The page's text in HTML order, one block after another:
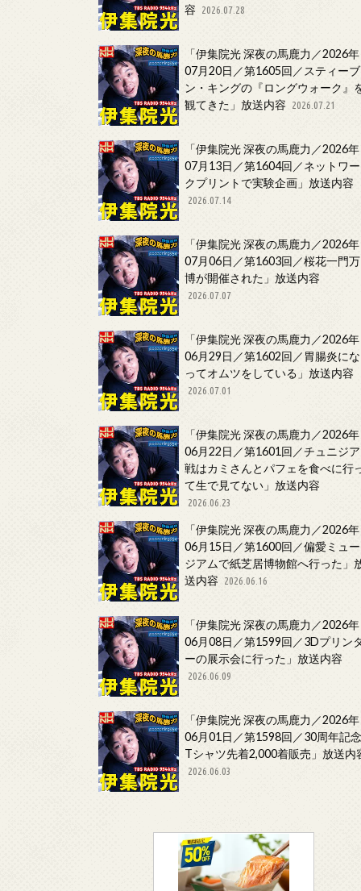
容
2026.07.28
「伊集院光 深夜の馬鹿力／2026年
07月20日／第1605回／スティーブ
ン・キングの『ロングウォーク』
観てきた」放送内容
2026.07.21
「伊集院光 深夜の馬鹿力／2026年
07月13日／第1604回／ネットワー
クプリントで実験企画」放送内容
2026.07.14
「伊集院光 深夜の馬鹿力／2026年
07月06日／第1603回／桜花一門万
博が開催された」放送内容
2026.07.07
「伊集院光 深夜の馬鹿力／2026年
06月29日／第1602回／胃腸炎にな
ってオムツをしている」放送内容
2026.07.01
「伊集院光 深夜の馬鹿力／2026年
06月22日／第1601回／チュニジア
戦はカミさんとパフェを食べに行
て生で見てない」放送内容
2026.06.23
「伊集院光 深夜の馬鹿力／2026年
06月15日／第1600回／偏愛ミュー
ジアムで紙芝居博物館へ行った」
送内容
2026.06.16
「伊集院光 深夜の馬鹿力／2026年
06月08日／第1599回／3Dプリン
ーの展示会に行った」放送内容
2026.06.09
「伊集院光 深夜の馬鹿力／2026年
06月01日／第1598回／30周年記
Tシャツ先着2,000着販売」放送内
2026.06.03